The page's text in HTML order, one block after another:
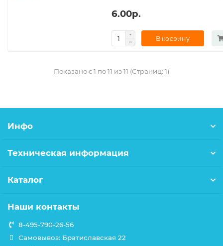
6.00р.
В корзину
Показано с 1 по 11 из 11 (Страниц: 1)
Инфо
Техническая информация
Каталог
Наши контакты
8-495-790-26-56
Самовывоз: Братиславская 22